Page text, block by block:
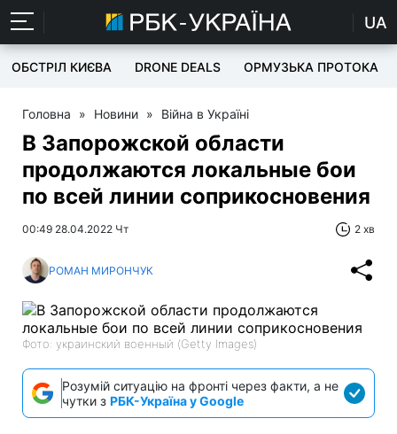
UA
ОБСТРІЛ КИЄВА DRONE DEALS ОРМУЗЬКА ПРОТОКА
Головна » Новини » Війна в Україні
В Запорожской области
продолжаются локальные бои
по всей линии соприкосновения
00:49 28.04.2022 Чт 2 хв
РОМАН МИРОНЧУК
Фото: украинский военный (Getty Images)
Розумій ситуацію на фронті через факти, а не
чутки з РБК-Україна у Google